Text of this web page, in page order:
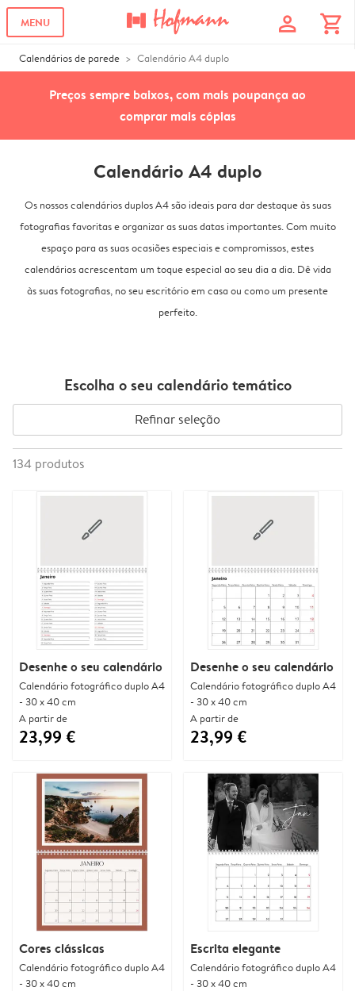
MENU profile shopping_cart
Calendários de parede Calendário A4 duplo
Preços sempre baixos, com mais poupança ao
comprar mais cópias
Calendário A4 duplo
Os nossos calendários duplos A4 são ideais para dar destaque às suas
fotografias favoritas e organizar as suas datas importantes. Com muito
espaço para as suas ocasiões especiais e compromissos, estes
calendários acrescentam um toque especial ao seu dia a dia. Dê vida
às suas fotografias, no seu escritório em casa ou como um presente
perfeito.
Escolha o seu calendário temático
Refinar seleção
134 produtos
Desenhe o seu calendário
Calendário fotográfico duplo A4
- 30 x 40 cm
A partir de
23,99 €
Desenhe o seu calendário
Calendário fotográfico duplo A4
- 30 x 40 cm
A partir de
23,99 €
Cores clássicas
Calendário fotográfico duplo A4
- 30 x 40 cm
Escrita elegante
Calendário fotográfico duplo A4
- 30 x 40 cm